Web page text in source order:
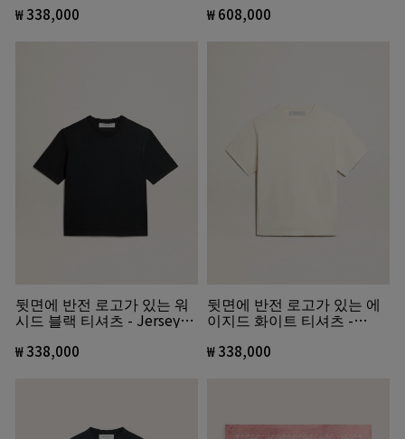
₩ 338,000 ₩ 608,000
뒷면에 반전 로고가 있는 워
시드 블랙 티셔츠 - Jersey
₩ 338,000
뒷면에 반전 로고가 있는 에
이지드 화이트 티셔츠 -
₩ 338,000